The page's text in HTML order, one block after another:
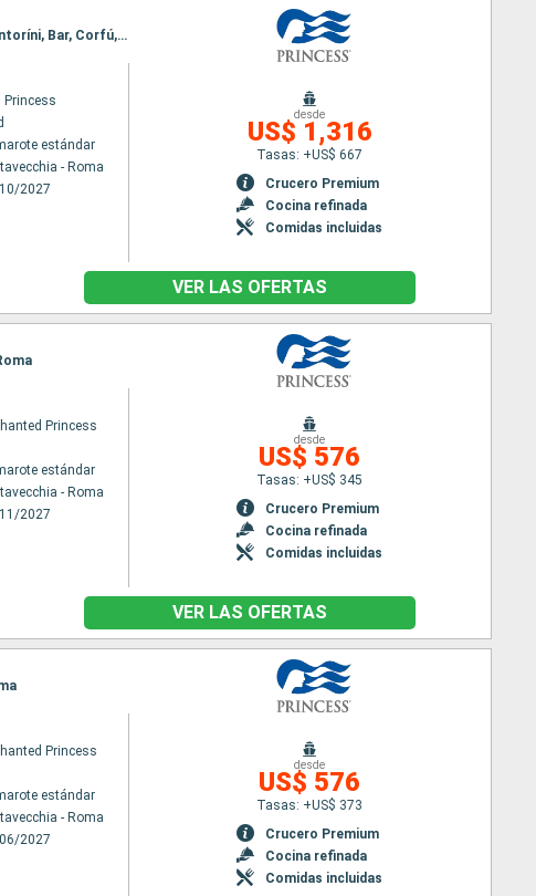
Itinerario : Civitavecchia - Roma, Nápoles, Chania, Kusadasi, Mykonos, El Pireo Atenas, Santoríni, Bar, Corfú, Messine, Barcelona
Princess
estándar
- Roma
2027
desde
US$ 1,316
Tasas: +US$ 667
Crucero Premium
Cocina refinada
Comidas incluidas
VER LAS OFERTAS
Princess
estándar
- Roma
2027
desde
US$ 576
Tasas: +US$ 345
Crucero Premium
Cocina refinada
Comidas incluidas
VER LAS OFERTAS
Princess
estándar
- Roma
2027
desde
US$ 576
Tasas: +US$ 373
Crucero Premium
Cocina refinada
Comidas incluidas